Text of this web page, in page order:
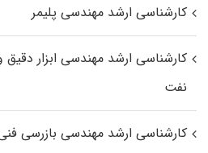
کارشناسی ارشد مهندسی پلیمر
کارشناسی ارشد مهندسی ابزار دقیق
نفت
کارشناسی ارشد مهندسی بازرسی